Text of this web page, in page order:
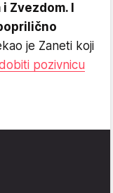
I
je Zaneti koji
pozivnicu